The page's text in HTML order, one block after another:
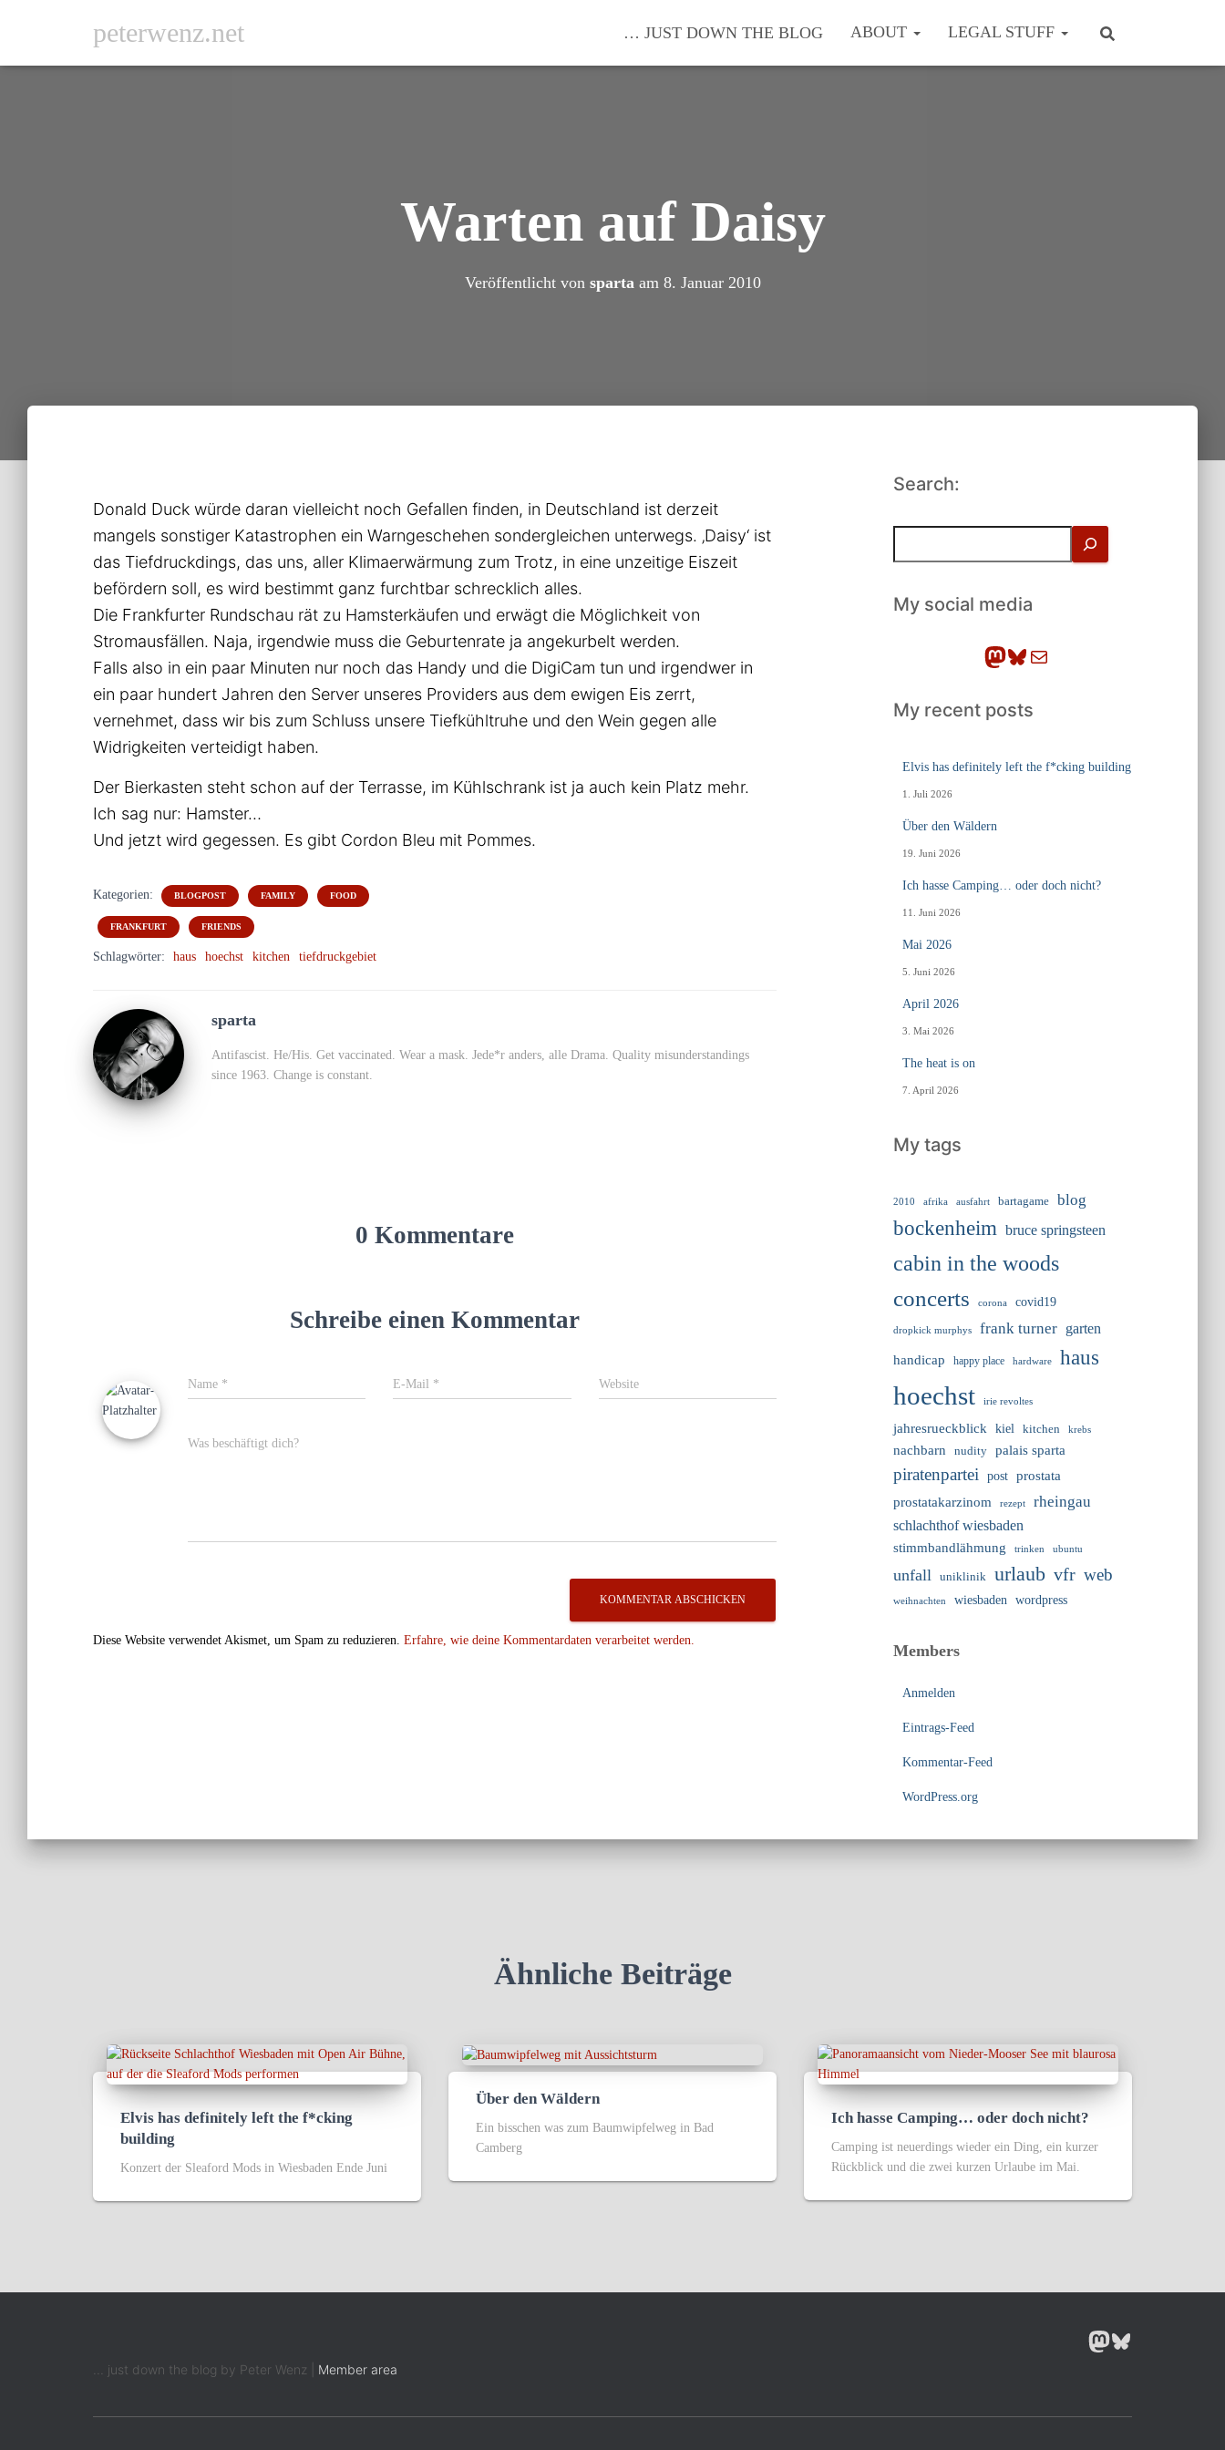
peterwenz.net … JUST DOWN THE BLOG ABOUT LEGAL STUFF
Warten auf Daisy
Veröffentlicht von spartaam 8. Januar 2010
Donald Duck würde daran vielleicht noch Gefallen finden, in Deutschland ist derzeit
mangels sonstiger Katastrophen ein Warngeschehen sondergleichen unterwegs. ‚Daisy‘ ist
das Tiefdruckdings, das uns, aller Klimaerwärmung zum Trotz, in eine unzeitige Eiszeit
befördern soll, es wird bestimmt ganz furchtbar schrecklich alles.
Die Frankfurter Rundschau rät zu Hamsterkäufen und erwägt die Möglichkeit von
Stromausfällen. Naja, irgendwie muss die Geburtenrate ja angekurbelt werden.
Falls also in ein paar Minuten nur noch das Handy und die DigiCam tun und irgendwer in
ein paar hundert Jahren den Server unseres Providers aus dem ewigen Eis zerrt,
vernehmet, dass wir bis zum Schluss unsere Tiefkühltruhe und den Wein gegen alle
Widrigkeiten verteidigt haben.
Der Bierkasten steht schon auf der Terrasse, im Kühlschrank ist ja auch kein Platz mehr.
Ich sag nur: Hamster…
Und jetzt wird gegessen. Es gibt Cordon Bleu mit Pommes.
Kategorien: BLOGPOST FAMILY FOOD
FRANKFURT FRIENDS
Schlagwörter: haus hoechst kitchen tiefdruckgebiet
sparta
Antifascist. He/His. Get vaccinated. Wear a mask. Jede*r anders, alle Drama. Quality misunderstandings
since 1963. Change is constant.
0 Kommentare
Schreibe einen Kommentar
Name * E-Mail * Website
Was beschäftigt dich?
Diese Website verwendet Akismet, um Spam zu reduzieren. Erfahre, wie deine Kommentardaten verarbeitet werden.
Search:
h
eMy social media
Mastodon Bluesky E-Mail
My recent posts
Elvis has definitely left the f*cking building
1. Juli 2026
Über den Wäldern
19. Juni 2026
Ich hasse Camping… oder doch nicht?
11. Juni 2026
Mai 2026
5. Juni 2026
April 2026
3. Mai 2026
The heat is on
7. April 2026
My tags
2010 afrika ausfahrt bartagame blog
bockenheim bruce springsteen
cabin in the woods
concerts
corona covid19
dropkick murphys frank turner
garten
handicap
happy place hardware haus
hoechst irie revoltes
jahresrueckblick kiel kitchen krebs
nachbarn nudity palais sparta
piratenpartei post
prostata
prostatakarzinom
rezept rheingau
schlachthof wiesbaden
stimmbandlähmung trinken ubuntu
unfall uniklinik urlaub vfr web
weihnachten wiesbaden wordpress
Members
Anmelden
Eintrags-Feed
Kommentar-Feed
WordPress.org
Ähnliche Beiträge
Elvis has definitely left the f*cking
building
Konzert der Sleaford Mods in Wiesbaden Ende Juni
Über den Wäldern
Ein bisschen was zum Baumwipfelweg in Bad
Camberg
Ich hasse Camping… oder doch nicht?
Camping ist neuerdings wieder ein Ding, ein kurzer
Rückblick und die zwei kurzen Urlaube im Mai.
... just down the blog by Peter Wenz | Member area
MASTODON